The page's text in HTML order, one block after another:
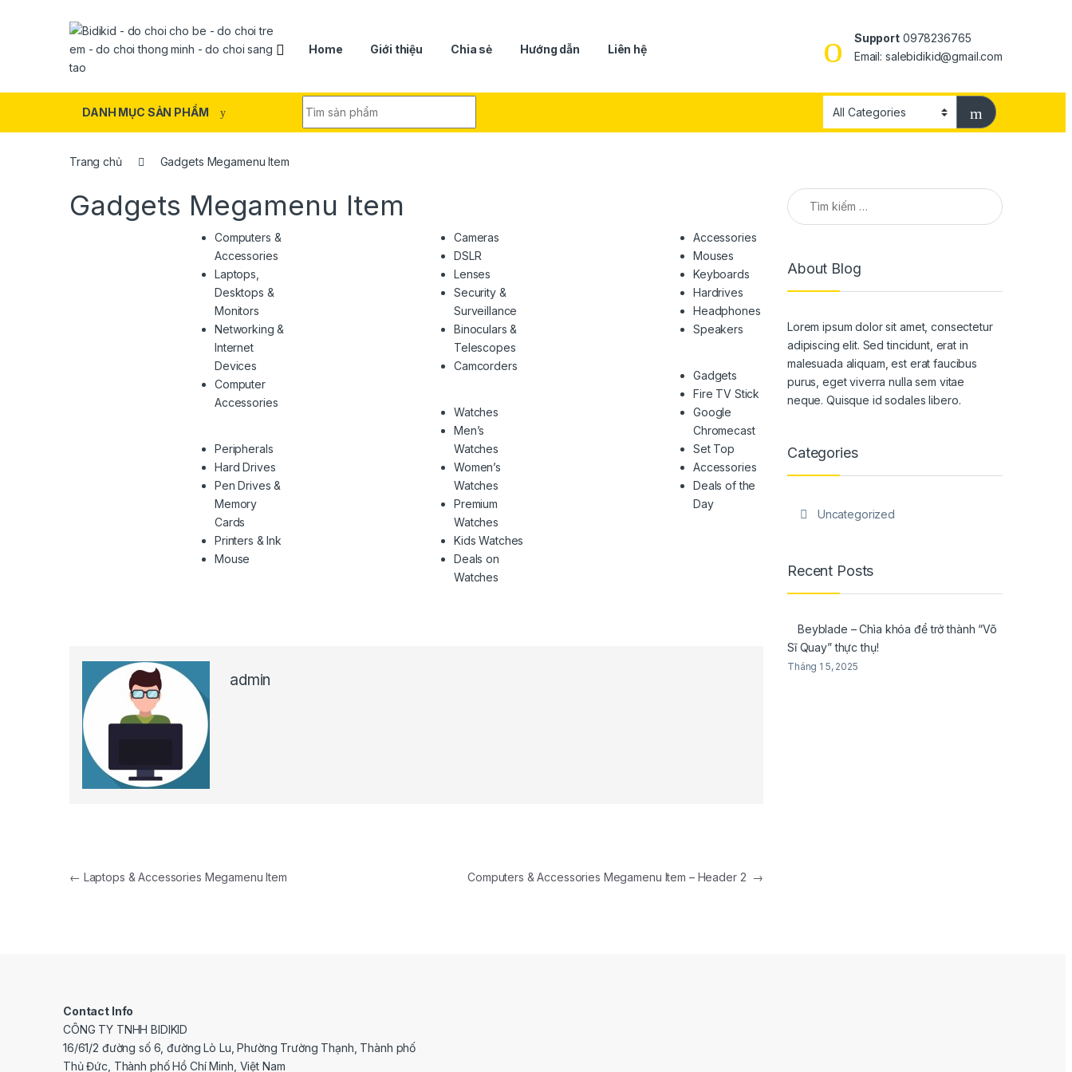
Home Giới thiệu Chia sẻ Hướng dẫn Liên hệ
Support0978236765
Email: salebidikid@gmail.com
DANH MỤC SẢN PHẨM
Trang chủ Gadgets Megamenu Item
Gadgets Megamenu Item
Computers &
Accessories
Laptops,
Desktops &
Monitors
Networking &
Internet
Devices
Computer
Accessories
Peripherals
Hard Drives
Pen Drives &
Memory
Cards
Printers & Ink
Mouse
Cameras
DSLR
Lenses
Security &
Surveillance
Binoculars &
Telescopes
Camcorders
Watches
Men’s
Watches
Women’s
Watches
Premium
Watches
Kids Watches
Deals on
Watches
Accessories
Mouses
Keyboards
Hardrives
Headphones
Speakers
Gadgets
Fire TV Stick
Google
Chromecast
Set Top
Accessories
Deals of the
Day
admin
Điều hướng bài viết
← Laptops & Accessories Megamenu Item Computers & Accessories Megamenu Item – Header 2 →
Tìm kiếm cho:
About Blog
Lorem ipsum dolor sit amet, consectetur
adipiscing elit. Sed tincidunt, erat in
malesuada aliquam, est erat faucibus
purus, eget viverra nulla sem vitae
neque. Quisque id sodales libero.
Categories
Uncategorized
Recent Posts
Beyblade – Chìa khóa để trở thành “Võ
Sĩ Quay” thực thụ!
Tháng 1 5, 2025
Contact Info
CÔNG TY TNHH BIDIKID
16/61/2 đường số 6, đường Lò Lu, Phường Trường Thạnh, Thành phố
Thủ Đức, Thành phố Hồ Chí Minh, Việt Nam